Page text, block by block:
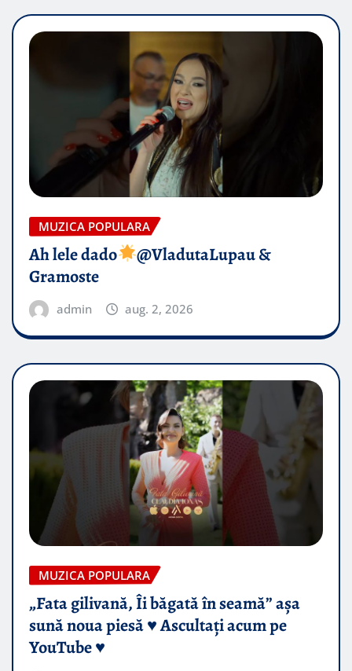
MUZICA POPULARA
Ah lele dado​
@VladutaLupau &
Gramoste
admin aug. 2, 2026
MUZICA POPULARA
„Fata gilivană, Îi băgată în seamă” așa
sună noua piesă ♥️ Ascultați acum pe
YouTube ♥️